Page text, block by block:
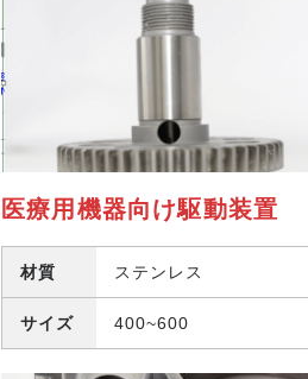
医療用機器向け駆動装置
材質 ステンレス
サイズ 400~600